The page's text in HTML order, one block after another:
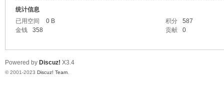
社
统计信息
已用空间
0 B 积分
587
金钱
358 贡献 0
Powered by Discuz! X3.4
© 2001-2023 Discuz! Team